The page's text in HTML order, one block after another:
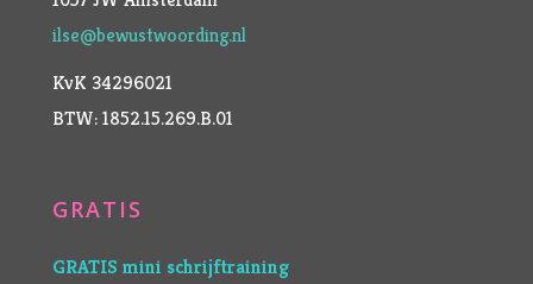
ilse@bewustwoording.nl
KvK 34296021
BTW: 1852.15.269.B.01
GRATIS
GRATIS mini schrijftraining